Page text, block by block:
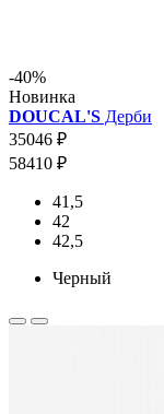
-40%
Новинка
DOUCAL'S Дерби
35046 ₽
58410 ₽
41,5
42
42,5
Черный